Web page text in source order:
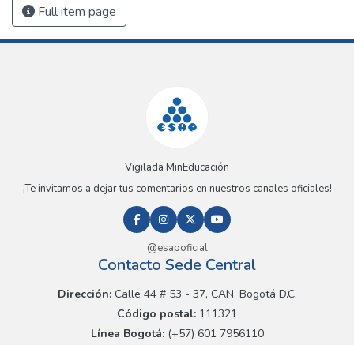
Full item page
Vigilada MinEducación
¡Te invitamos a dejar tus comentarios en nuestros canales oficiales!
@esapoficial
Contacto Sede Central
Dirección:Calle 44 # 53 - 37, CAN, Bogotá D.C.
Código postal: 111321
Línea Bogotá:(+57) 601 7956110